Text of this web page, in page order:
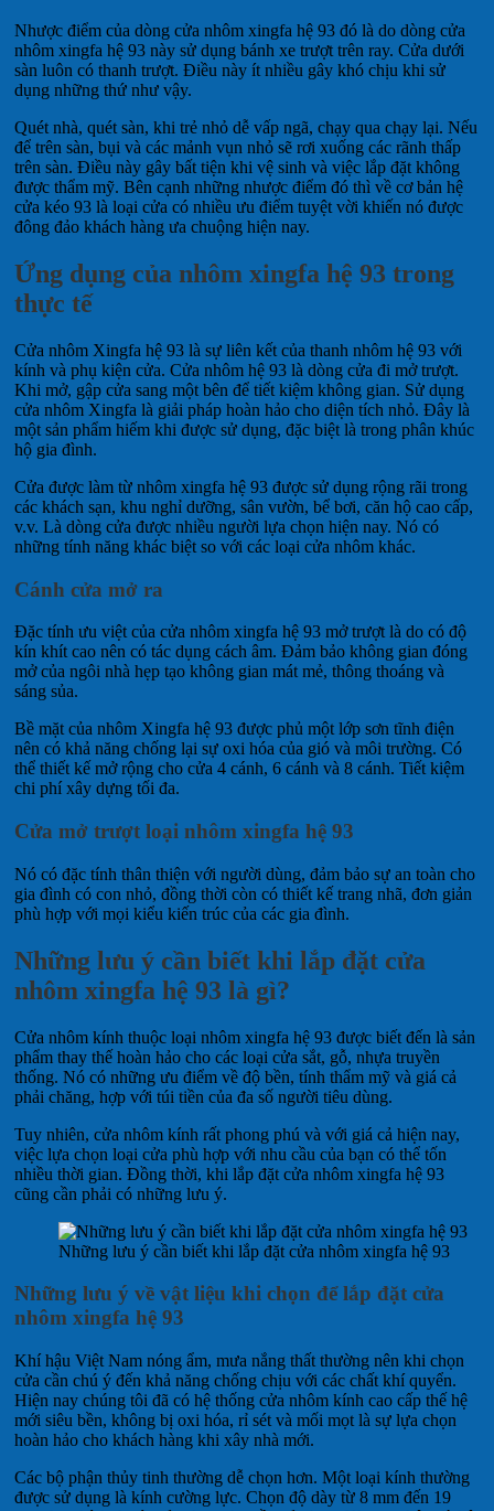
Nhược điểm của dòng cửa nhôm xingfa hệ 93 đó là do dòng cửa
nhôm xingfa hệ 93 này sử dụng bánh xe trượt trên ray. Cửa dưới
sàn luôn có thanh trượt. Điều này ít nhiều gây khó chịu khi sử
dụng những thứ như vậy.
Quét nhà, quét sàn, khi trẻ nhỏ dễ vấp ngã, chạy qua chạy lại. Nếu
để trên sàn, bụi và các mảnh vụn nhỏ sẽ rơi xuống các rãnh thấp
trên sàn. Điều này gây bất tiện khi vệ sinh và việc lắp đặt không
được thẩm mỹ. Bên cạnh những nhược điểm đó thì về cơ bản hệ
cửa kéo 93 là loại cửa có nhiều ưu điểm tuyệt vời khiến nó được
đông đảo khách hàng ưa chuộng hiện nay.
Ứng dụng của nhôm xingfa hệ 93 trong
thực tế
Cửa nhôm Xingfa hệ 93 là sự liên kết của thanh nhôm hệ 93 với
kính và phụ kiện cửa. Cửa nhôm hệ 93 là dòng cửa đi mở trượt.
Khi mở, gập cửa sang một bên để tiết kiệm không gian. Sử dụng
cửa nhôm Xingfa là giải pháp hoàn hảo cho diện tích nhỏ. Đây là
một sản phẩm hiếm khi được sử dụng, đặc biệt là trong phân khúc
hộ gia đình.
Cửa được làm từ nhôm xingfa hệ 93 được sử dụng rộng rãi trong
các khách sạn, khu nghỉ dưỡng, sân vườn, bể bơi, căn hộ cao cấp,
v.v. Là dòng cửa được nhiều người lựa chọn hiện nay. Nó có
những tính năng khác biệt so với các loại cửa nhôm khác.
Cánh cửa mở ra
Đặc tính ưu việt của cửa nhôm xingfa hệ 93 mở trượt là do có độ
kín khít cao nên có tác dụng cách âm. Đảm bảo không gian đóng
mở của ngôi nhà hẹp tạo không gian mát mẻ, thông thoáng và
sáng sủa.
Bề mặt của nhôm Xingfa hệ 93 được phủ một lớp sơn tĩnh điện
nên có khả năng chống lại sự oxi hóa của gió và môi trường. Có
thể thiết kế mở rộng cho cửa 4 cánh, 6 cánh và 8 cánh. Tiết kiệm
chi phí xây dựng tối đa.
Cửa mở trượt loại nhôm xingfa hệ 93
Nó có đặc tính thân thiện với người dùng, đảm bảo sự an toàn cho
gia đình có con nhỏ, đồng thời còn có thiết kế trang nhã, đơn giản
phù hợp với mọi kiểu kiến ​​trúc của các gia đình.
Những lưu ý cần biết khi lắp đặt cửa
nhôm xingfa hệ 93 là gì?
Cửa nhôm kính thuộc loại nhôm xingfa hệ 93 được biết đến là sản
phẩm thay thế hoàn hảo cho các loại cửa sắt, gỗ, nhựa truyền
thống. Nó có những ưu điểm về độ bền, tính thẩm mỹ và giá cả
phải chăng, hợp với túi tiền của đa số người tiêu dùng.
Tuy nhiên, cửa nhôm kính rất phong phú và với giá cả hiện nay,
việc lựa chọn loại cửa phù hợp với nhu cầu của bạn có thể tốn
nhiều thời gian. Đồng thời, khi lắp đặt cửa nhôm xingfa hệ 93
cũng cần phải có những lưu ý.
Những lưu ý cần biết khi lắp đặt cửa nhôm xingfa hệ 93
Những lưu ý về vật liệu khi chọn để lắp đặt cửa
nhôm xingfa hệ 93
Khí hậu Việt Nam nóng ẩm, mưa nắng thất thường nên khi chọn
cửa cần chú ý đến khả năng chống chịu với các chất khí quyển.
Hiện nay chúng tôi đã có hệ thống cửa nhôm kính cao cấp thế hệ
mới siêu bền, không bị oxi hóa, rỉ sét và mối mọt là sự lựa chọn
hoàn hảo cho khách hàng khi xây nhà mới.
Các bộ phận thủy tinh thường dễ chọn hơn. Một loại kính thường
được sử dụng là kính cường lực. Chọn độ dày từ 8 mm đến 19